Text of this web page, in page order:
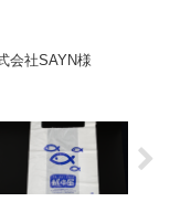
会社SAYN様